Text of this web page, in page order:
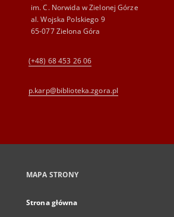
im. C. Norwida w Zielonej Górze
al. Wojska Polskiego 9
65-077 Zielona Góra
(+48) 68 453 26 06
p.karp@biblioteka.zgora.pl
MAPA STRONY
Strona główna